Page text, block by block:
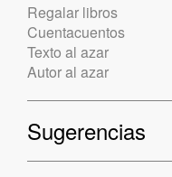
Regalar libros
Cuentacuentos
Texto al azar
Autor al azar
Sugerencias